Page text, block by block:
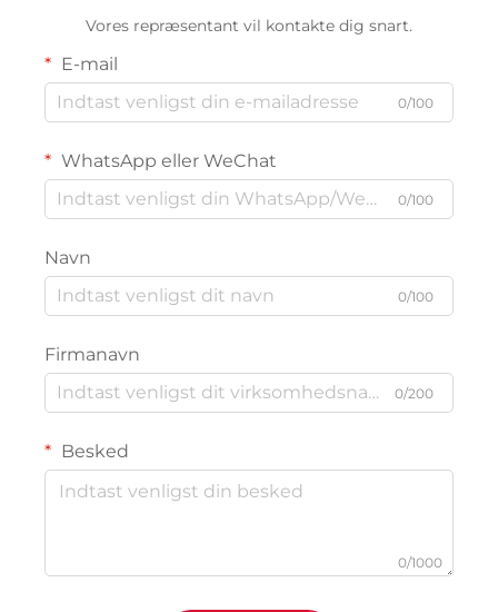
Vores repræsentant vil kontakte dig snart.
E-mail
0/100
WhatsApp eller WeChat
0/100
Navn
0/100
Firmanavn
0/200
Besked
0/1000